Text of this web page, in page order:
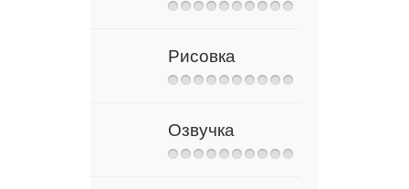
Рисовка
Озвучка